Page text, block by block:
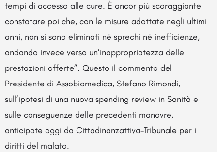
tempi di accesso alle cure. È ancor più scoraggiante
constatare poi che, con le misure adottate negli ultimi
anni, non si sono eliminati né sprechi né inefficienze,
andando invece verso un’inappropriatezza delle
prestazioni offerte”. Questo il commento del
Presidente di Assobiomedica, Stefano Rimondi,
sull’ipotesi di una nuova spending review in Sanità e
sulle conseguenze delle precedenti manovre,
anticipate oggi da Cittadinanzattiva-Tribunale per i
diritti del malato.